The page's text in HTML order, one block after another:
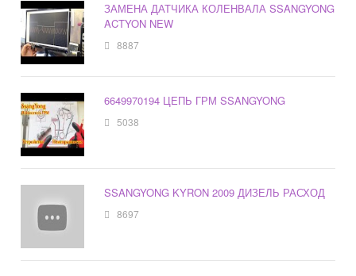
ЗАМЕНА ДАТЧИКА КОЛЕНВАЛА SSANGYONG
ACTYON NEW
8887
6649970194 ЦЕПЬ ГРМ SSANGYONG
5038
SSANGYONG KYRON 2009 ДИЗЕЛЬ РАСХОД
8697